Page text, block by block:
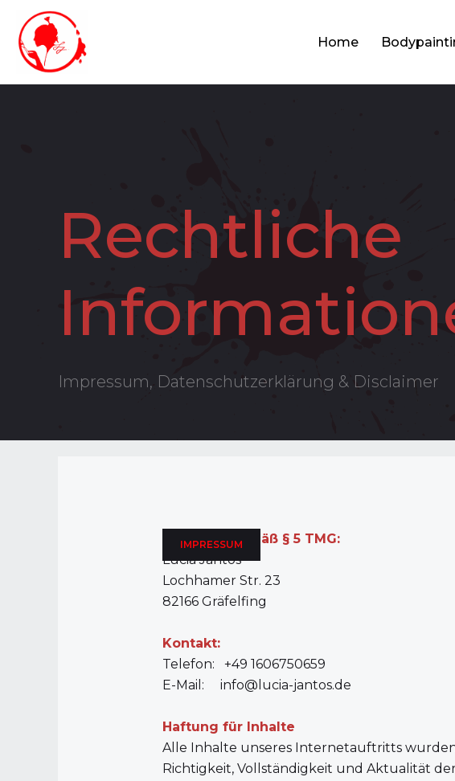
Home
Rechtliche
Impressum, Datenschutzerklärung & Disclaimer
IMPRESSUM
Angaben gemäß § 5 TMG:
Lucia Jantos
Lochhamer Str. 23
82166 Gräfelfing
Kontakt:
Telefon: +49 1606750659
E-Mail: info@lucia-jantos.de
Haftung für Inhalte
‍Alle Inhalte unseres Internetauftritts
Richtigkeit, Vollständigkeit und Aktualität